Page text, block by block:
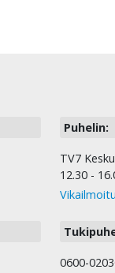
Puhelin:
TV7
12.30 -
0600-